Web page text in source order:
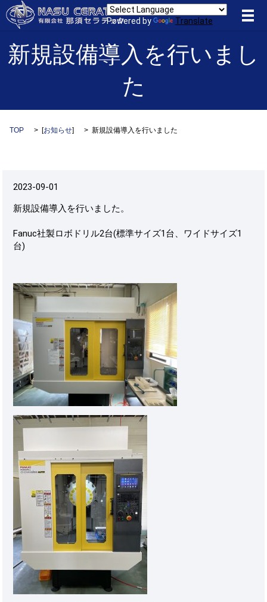
Powered by Translate メ
新規設備導入を行いまし
た
TOP [お知らせ] 新規設備導入を行いました
2023-09-01
新規設備導入を行いました。
Fanuc社製ロボドリル2台(標準サイズ1台、ワイドサイズ1
台)